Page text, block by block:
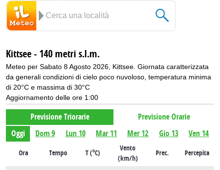
Kittsee - 140 metri s.l.m.
Meteo per Sabato 8 Agosto 2026, Kittsee. Giornata caratterizzata
da generali condizioni di cielo poco nuvoloso, temperatura minima
di 20°C e massima di 30°C
Aggiornamento delle ore 1:00
Previsione Triorarie
Previsione Orarie
Oggi
Dom 9 Lun 10 Mar 11 Mer 12 Gio 13 Ven 14
Ora Tempo T (oC)
Vento
(km/h)
Prec. Percepita